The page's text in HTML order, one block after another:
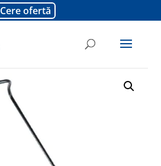
Cere ofertă